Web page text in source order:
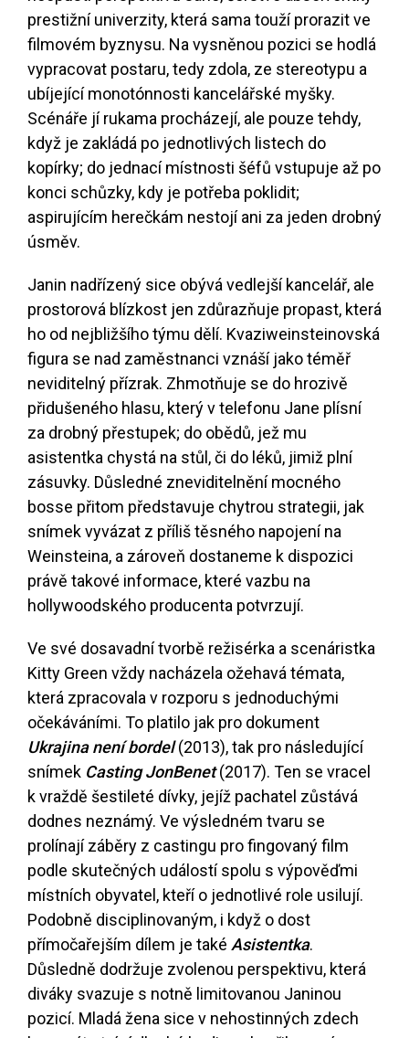
prestižní univerzity, která sama touží prorazit ve
filmovém byznysu. Na vysněnou pozici se hodlá
vypracovat postaru, tedy zdola, ze stereotypu a
ubíjející monotónnosti kancelářské myšky.
Scénáře jí rukama procházejí, ale pouze tehdy,
když je zakládá po jednotlivých listech do
kopírky; do jednací místnosti šéfů vstupuje až po
konci schůzky, kdy je potřeba poklidit;
aspirujícím herečkám nestojí ani za jeden drobný
úsměv.
Janin nadřízený sice obývá vedlejší kancelář, ale
prostorová blízkost jen zdůrazňuje propast, která
ho od nejbližšího týmu dělí. Kvaziweinsteinovská
figura se nad zaměstnanci vznáší jako téměř
neviditelný přízrak. Zhmotňuje se do hrozivě
přidušeného hlasu, který v telefonu Jane plísní
za drobný přestupek; do obědů, jež mu
asistentka chystá na stůl, či do léků, jimiž plní
zásuvky. Důsledné zneviditelnění mocného
bosse přitom představuje chytrou strategii, jak
snímek vyvázat z příliš těsného napojení na
Weinsteina, a zároveň dostaneme k dispozici
právě takové informace, které vazbu na
hollywoodského producenta potvrzují.
Ve své dosavadní tvorbě režisérka a scenáristka
Kitty Green vždy nacházela ožehavá témata,
která zpracovala v rozporu s jednoduchými
očekáváními. To platilo jak pro dokument
Ukrajina není bordel(2013), tak pro následující
snímek Casting JonBenet(2017). Ten se vracel
k vraždě šestileté dívky, jejíž pachatel zůstává
dodnes neznámý. Ve výsledném tvaru se
prolínají záběry z castingu pro fingovaný film
podle skutečných událostí spolu s výpověďmi
místních obyvatel, kteří o jednotlivé role usilují.
Podobně disciplinovaným, i když o dost
přímočařejším dílem je také Asistentka.
Důsledně dodržuje zvolenou perspektivu, která
diváky svazuje s notně limitovanou Janinou
pozicí. Mladá žena sice v nehostinných zdech